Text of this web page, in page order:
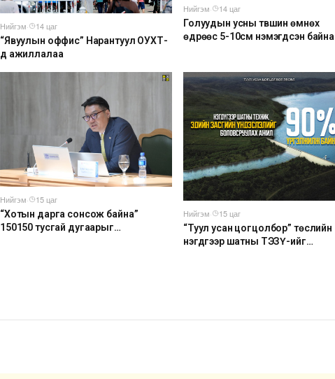
Нийгэм·
14 цаг
“Явуулын оффис” Нарантуул ОУХТ-
д ажиллалаа
Нийгэм·
14 цаг
Голуудын усны түвшин өмнөх
өдрөөс 5-10см нэмэгдсэн байна
Нийгэм·
15 цаг
“Хотын дарга сонсож байна”
150150 тусгай дугаарыг
Нийгэм·
15 цаг
“Туул усан цогцолбор” төслийн
нэгдүгээр шатны ТЭЗҮ-ийг